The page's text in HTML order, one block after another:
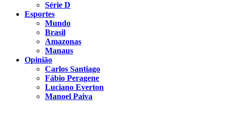
Série D
Esportes
Mundo
Brasil
Amazonas
Manaus
Opinião
Carlos Santiago
Fábio Peragene
Luciano Everton
Manoel Paiva